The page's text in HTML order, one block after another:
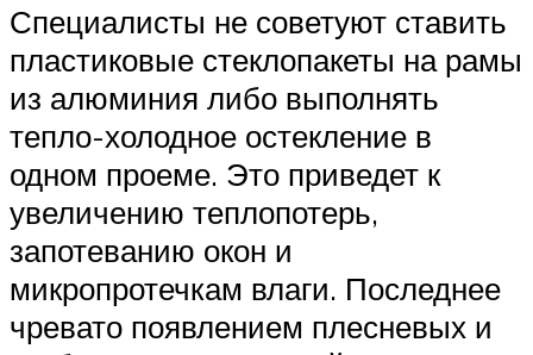
Специалисты не советуют ставить
пластиковые стеклопакеты на рамы
из алюминия либо выполнять
тепло-холодное остекление в
одном проеме. Это приведет к
увеличению теплопотерь,
запотеванию окон и
микропротечкам влаги. Последнее
чревато появлением плесневых и